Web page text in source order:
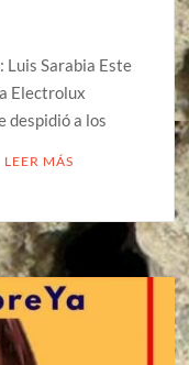
Luis Sarabia Este
Electrolux
despidió a los
LEER MÁS